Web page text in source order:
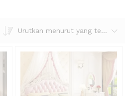
Urutkan menurut yang terbaru